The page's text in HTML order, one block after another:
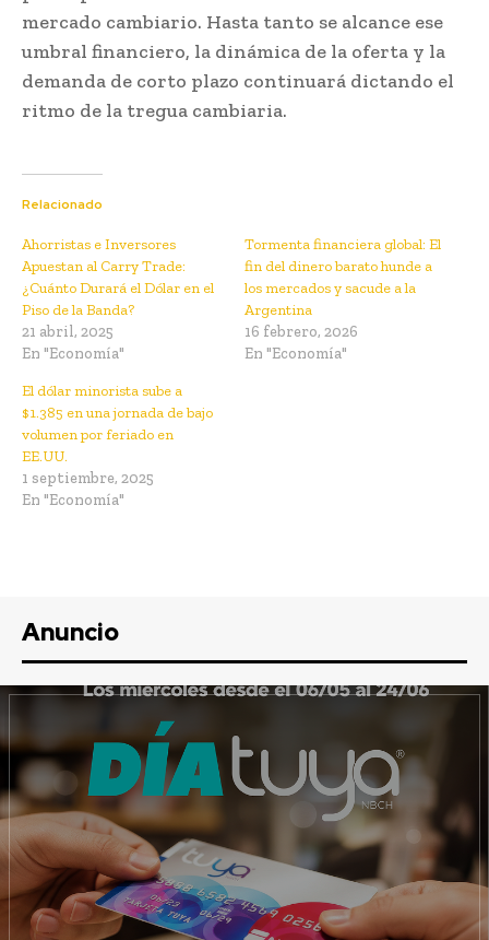
mercado cambiario. Hasta tanto se alcance ese
umbral financiero, la dinámica de la oferta y la
demanda de corto plazo continuará dictando el
ritmo de la tregua cambiaria.
Relacionado
Ahorristas e Inversores
Apuestan al Carry Trade:
¿Cuánto Durará el Dólar en el
Piso de la Banda?
21 abril, 2025
En "Economía"
Tormenta financiera global: El
fin del dinero barato hunde a
los mercados y sacude a la
Argentina
16 febrero, 2026
En "Economía"
El dólar minorista sube a
$1.385 en una jornada de bajo
volumen por feriado en
EE.UU.
1 septiembre, 2025
En "Economía"
Anuncio